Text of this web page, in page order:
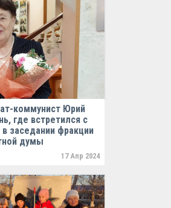
коммунист Юрий
где встретился с
заседании фракции
думы
17 Апр 2024